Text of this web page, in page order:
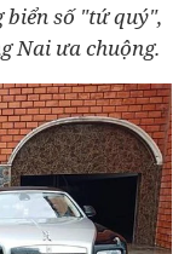
biển số "tứ quý",
Nai ưa chuộng.